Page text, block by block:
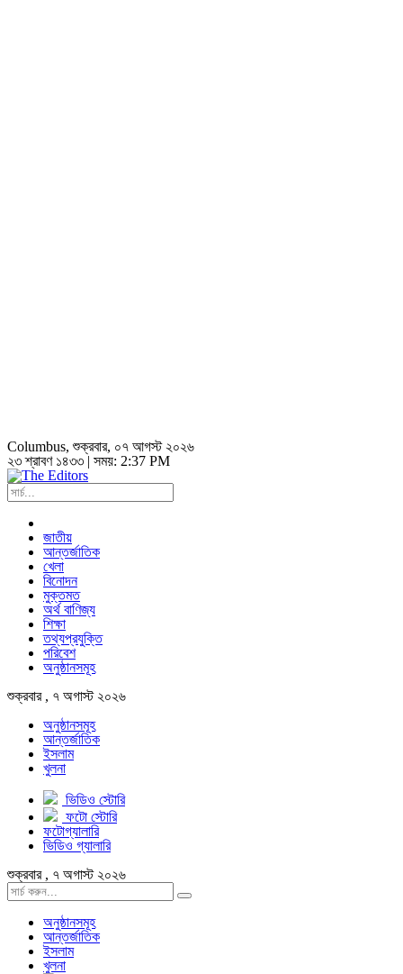
Columbus, শুক্রবার, ০৭ আগস্ট ২০২৬
২৩ শ্রাবণ ১৪৩৩ | সময়: 2:37 PM
জাতীয়
আন্তর্জাতিক
খেলা
বিনোদন
মুক্তমত
অর্থ বাণিজ্য
শিক্ষা
তথ্যপ্রযুক্তি
পরিবেশ
অনুষ্ঠানসমূহ
শুক্রবার , ৭ অগাস্ট ২০২৬
অনুষ্ঠানসমূহ
আন্তর্জাতিক
ইসলাম
খুলনা
ভিডিও স্টোরি
ফটো স্টোরি
ফটোগ্যালারি
ভিডিও গ্যালারি
শুক্রবার , ৭ অগাস্ট ২০২৬
অনুষ্ঠানসমূহ
আন্তর্জাতিক
ইসলাম
খুলনা